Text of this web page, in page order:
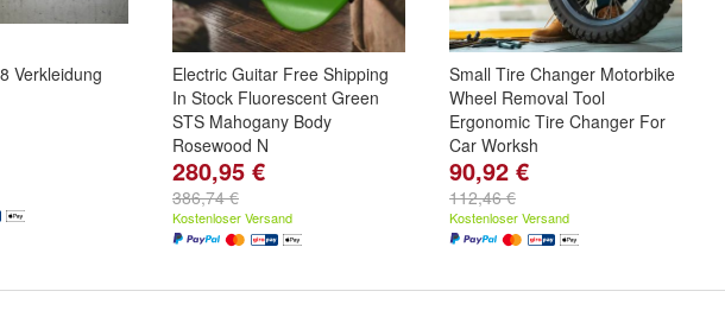
Verkleidung
Electric Guitar Free Shipping
In Stock Fluorescent Green
STS Mahogany Body
Rosewood N
280,95 €
386,74 €
Kostenloser Versand
Small Tire Changer Motorbike
Wheel Removal Tool
Ergonomic Tire Changer For
Car Worksh
90,92 €
112,46 €
Kostenloser Versand